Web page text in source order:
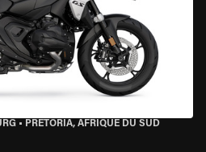
• PRETORIA, AFRIQUE DU SUD